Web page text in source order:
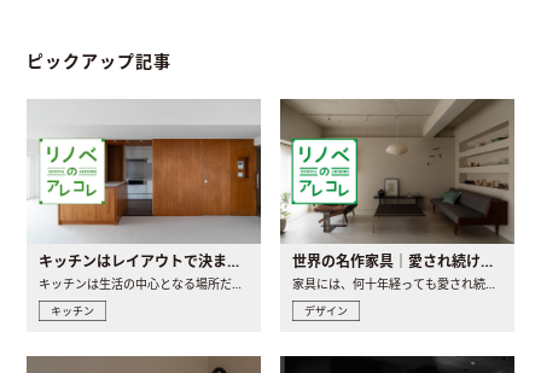
ピックアップ記事
キッチンはレイアウトで決まる。後悔しないための考え方と選び方
キッチン
世界の名作家具｜愛され続ける理由と一生モノとの出会い方
デザイン